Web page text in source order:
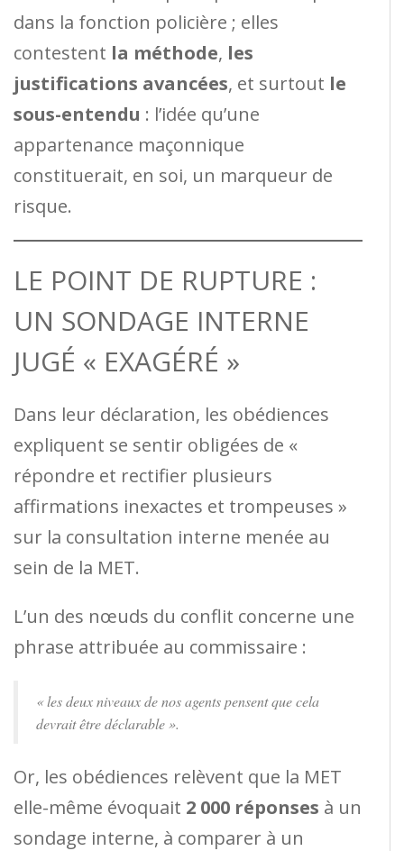
dans la fonction policière ; elles
contestent la méthode, les
justifications avancées, et surtout le
sous-entendu : l’idée qu’une
appartenance maçonnique
constituerait, en soi, un marqueur de
risque.
LE POINT DE RUPTURE :
UN SONDAGE INTERNE
JUGÉ « EXAGÉRÉ »
Dans leur déclaration, les obédiences
expliquent se sentir obligées de «
répondre et rectifier plusieurs
affirmations inexactes et trompeuses »
sur la consultation interne menée au
sein de la MET.
L’un des nœuds du conflit concerne une
phrase attribuée au commissaire :
« les deux niveaux de nos agents pensent que cela
devrait être déclarable ».
Or, les obédiences relèvent que la MET
elle-même évoquait 2 000 réponses à un
sondage interne, à comparer à un